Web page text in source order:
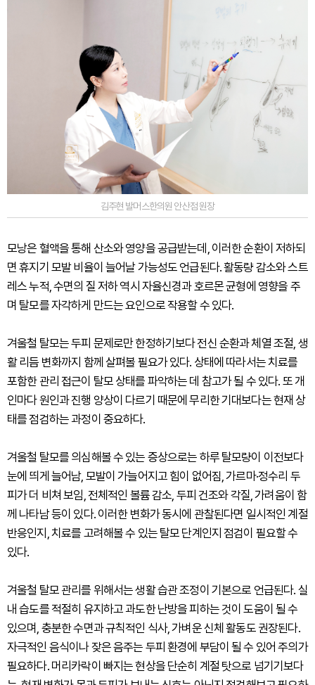
김주현 발머스한의원 안산점 원장
모낭은 혈액을 통해 산소와 영양을 공급받는데, 이러한 순환이 저하되
면 휴지기 모발 비율이 늘어날 가능성도 언급된다. 활동량 감소와 스트
레스 누적, 수면의 질 저하 역시 자율신경과 호르몬 균형에 영향을 주
며 탈모를 자각하게 만드는 요인으로 작용할 수 있다.
겨울철 탈모는 두피 문제로만 한정하기보다 전신 순환과 체열 조절, 생
활 리듬 변화까지 함께 살펴볼 필요가 있다. 상태에 따라서는 치료를
포함한 관리 접근이 탈모 상태를 파악하는 데 참고가 될 수 있다. 또 개
인마다 원인과 진행 양상이 다르기 때문에 무리한 기대보다는 현재 상
태를 점검하는 과정이 중요하다.
겨울철 탈모를 의심해볼 수 있는 증상으로는 하루 탈모량이 이전보다
눈에 띄게 늘어남, 모발이 가늘어지고 힘이 없어짐, 가르마·정수리 두
피가 더 비쳐 보임, 전체적인 볼륨 감소, 두피 건조와 각질, 가려움이 함
께 나타남 등이 있다. 이러한 변화가 동시에 관찰된다면 일시적인 계절
반응인지, 치료를 고려해볼 수 있는 탈모 단계인지 점검이 필요할 수
있다.
겨울철 탈모 관리를 위해서는 생활 습관 조정이 기본으로 언급된다. 실
내 습도를 적절히 유지하고 과도한 난방을 피하는 것이 도움이 될 수
있으며, 충분한 수면과 규칙적인 식사, 가벼운 신체 활동도 권장된다.
자극적인 음식이나 잦은 음주는 두피 환경에 부담이 될 수 있어 주의가
필요하다. 머리카락이 빠지는 현상을 단순히 계절 탓으로 넘기기보다